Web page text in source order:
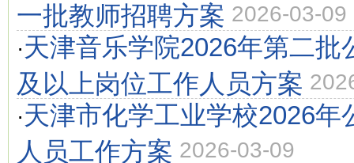
一批教师招聘方案 2026-03-09
·天津音乐学院2026年第二批
及以上岗位工作人员方案
·天津市化学工业学校2026年
人员工作方案 2026-03-09